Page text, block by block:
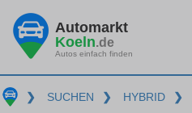
Automarkt
Koeln.de
Autos einfach finden
❯ SUCHEN ❯ HYBRID ❯